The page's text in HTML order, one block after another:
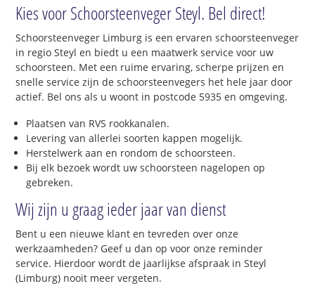
Kies voor Schoorsteenveger Steyl. Bel direct!
Schoorsteenveger Limburg is een ervaren schoorsteenveger
in regio Steyl en biedt u een maatwerk service voor uw
schoorsteen. Met een ruime ervaring, scherpe prijzen en
snelle service zijn de schoorsteenvegers het hele jaar door
actief. Bel ons als u woont in postcode 5935 en omgeving.
Plaatsen van RVS rookkanalen.
Levering van allerlei soorten kappen mogelijk.
Herstelwerk aan en rondom de schoorsteen.
Bij elk bezoek wordt uw schoorsteen nagelopen op
gebreken.
Wij zijn u graag ieder jaar van dienst
Bent u een nieuwe klant en tevreden over onze
werkzaamheden? Geef u dan op voor onze reminder
service. Hierdoor wordt de jaarlijkse afspraak in Steyl
(Limburg) nooit meer vergeten.